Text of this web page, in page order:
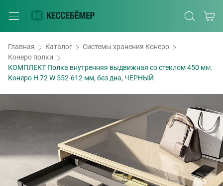
Главная Каталог
Системы хранения Конеро
Конеро полки
КОМПЛЕКТ Полка внутренняя выдвижная со стеклом 450 мм,
Конеро H 72 W 552-612 мм, без дна, ЧЕРНЫЙ